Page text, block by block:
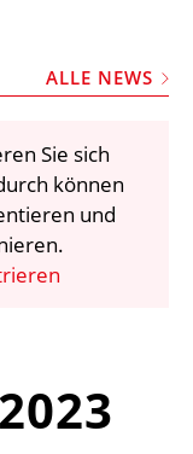
ALLE NEWS
Sie sich
können
und